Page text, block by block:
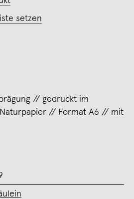
setzen
// gedruckt im
// Format A6 // mit